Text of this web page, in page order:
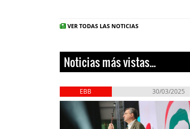
VER TODAS LAS NOTICIAS
Noticias más vistas...
EBB 30/03/2025